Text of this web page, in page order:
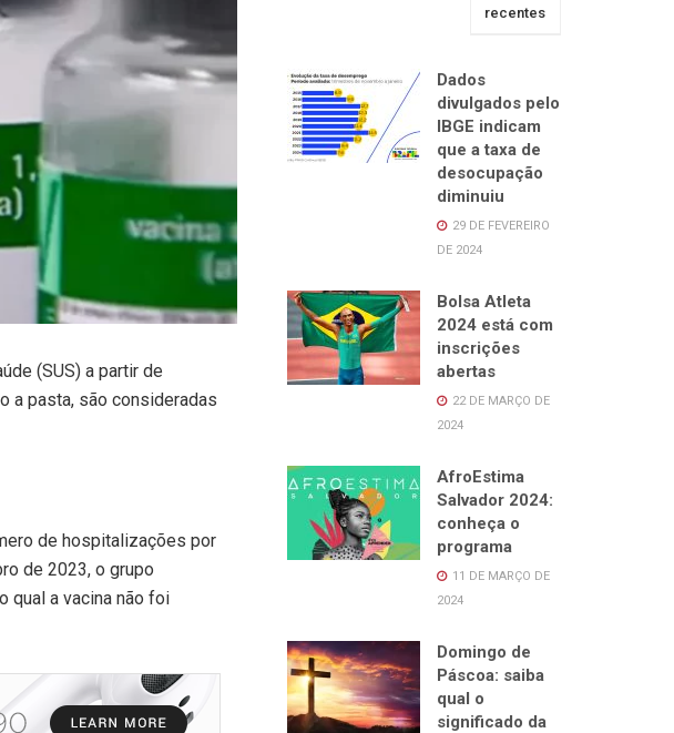
(SUS) a partir de
a pasta, são consideradas
de hospitalizações por
de 2023, o grupo
qual a vacina não foi
recentes
Dados
divulgados pelo
IBGE indicam
que a taxa de
desocupação
diminuiu
29 DE FEVEREIRO
DE 2024
Bolsa Atleta
2024 está com
inscrições
abertas
22 DE MARÇO DE
2024
AfroEstima
Salvador 2024:
conheça o
programa
11 DE MARÇO DE
2024
Domingo de
Páscoa: saiba
qual o
significado da